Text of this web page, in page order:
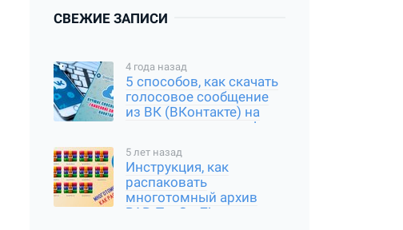
СВЕЖИЕ ЗАПИСИ
4 года назад
5 способов, как скачать
голосовое сообщение
из ВК (ВКонтакте) на
компьютер и смартфон
5 лет назад
Инструкция, как
распаковать
многотомный архив
RAR, Tar Gz, Zip и другие